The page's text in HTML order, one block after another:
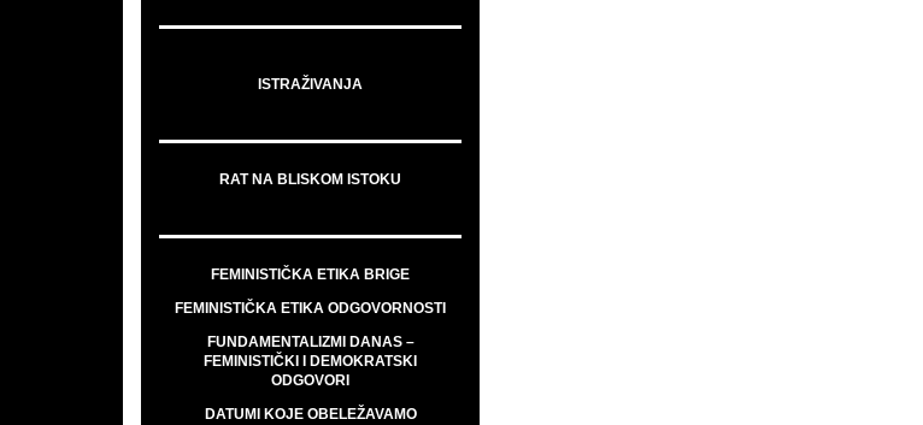
ISTRAŽIVANJA
RAT NA BLISKOM ISTOKU
FEMINISTIČKA ETIKA BRIGE
FEMINISTIČKA ETIKA ODGOVORNOSTI
FUNDAMENTALIZMI DANAS –
FEMINISTIČKI I DEMOKRATSKI
ODGOVORI
DATUMI KOJE OBELEŽAVAMO